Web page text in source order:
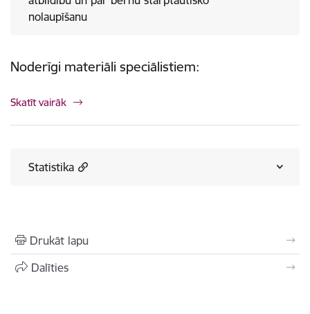
nolaupīšanu
Noderīgi materiāli speciālistiem:
Skatīt vairāk
Statistika
Drukāt lapu
Dalīties